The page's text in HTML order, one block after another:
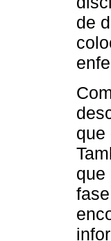
de
que
que